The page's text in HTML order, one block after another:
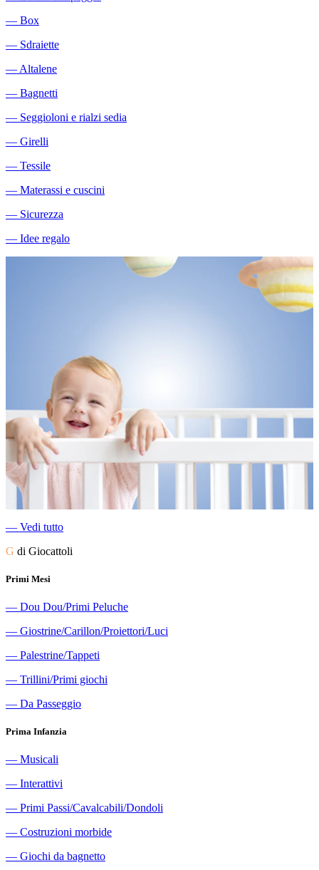
― Box
― Sdraiette
―Altalene
― Bagnetti
― Seggioloni e rialzi sedia
― Girelli
― Tessile
― Materassi e cuscini
― Sicurezza
― Idee regalo
― Vedi tutto
G di Giocattoli
Primi Mesi
― Dou Dou/Primi Peluche
― Giostrine/Carillon/Proiettori/Luci
― Palestrine/Tappeti
― Trillini/Primi giochi
― Da Passeggio
Prima Infanzia
― Musicali
― Interattivi
― Primi Passi/Cavalcabili/Dondoli
― Costruzioni morbide
― Giochi da bagnetto